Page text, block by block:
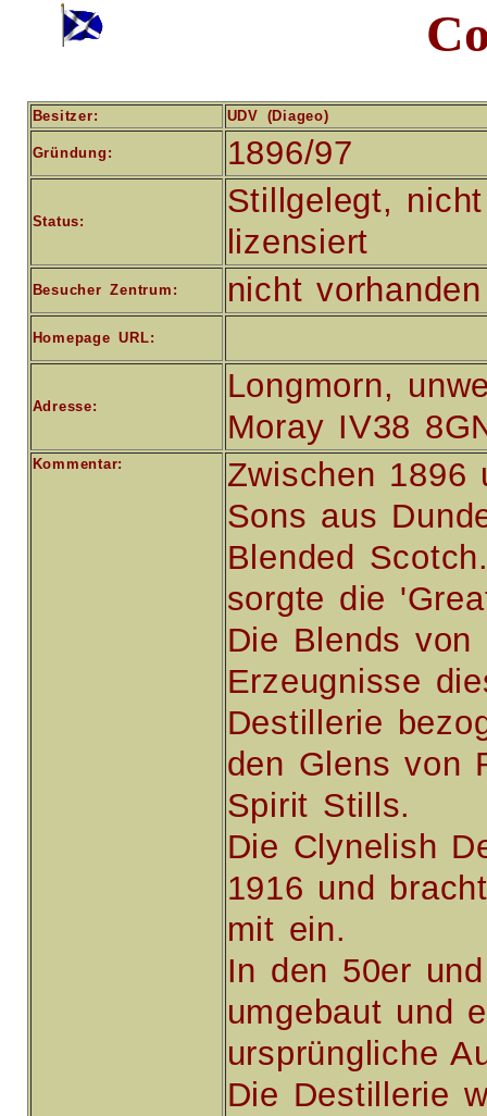
Besitzer: UDV (Diageo)
Gründung: 1896/97
Status:
Stillgelegt,
lizensiert
Besucher Zentrum: nicht vorhanden
Homepage URL:
Adresse:
Longmorn,
Moray IV38
Kommentar:
Zwischen 1896
Sons aus
Blended
sorgte die
Die Blends von
Erzeugnisse
Destillerie
den Glens von
Spirit Stills.
Die Clynelish
1916 und
mit ein.
In den 50er
umgebaut und
ursprüngliche
Die Destillerie